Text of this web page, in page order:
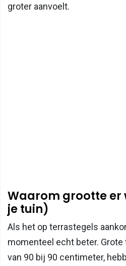
groter aanvoelt.
Waarom grootte er
je tuin)
Als het op terrastegels
momenteel echt beter. Grote
van 90 bij 90 centimeter,